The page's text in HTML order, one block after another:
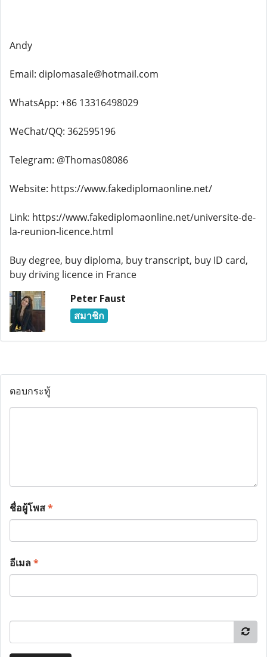
Andy
Email: diplomasale@hotmail.com
WhatsApp: +86 13316498029
WeChat/QQ: 362595196
Telegram: @Thomas08086
Website: https://www.fakediplomaonline.net/
Link: https://www.fakediplomaonline.net/universite-de-
la-reunion-licence.html
Buy degree, buy diploma, buy transcript, buy ID card,
buy driving licence in France
Peter Faust
สมาชิก
ตอบกระทู้
ชื่อผู้โพส*
อีเมล*